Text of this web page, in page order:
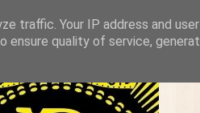
traffic. Your IP address and
ensure quality of service,